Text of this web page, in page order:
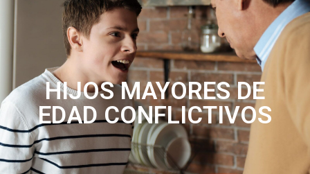
HIJOS MAYORES DE
EDAD CONFLICTIVOS